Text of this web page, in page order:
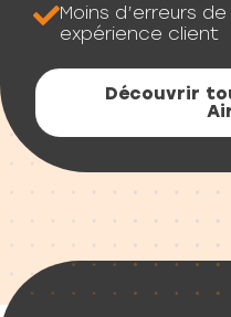
Moins d’erreurs
expérience client
Découvrir